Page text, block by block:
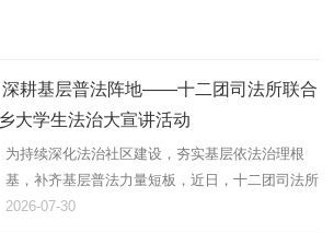
深耕基层普法阵地——十二团司法所联合
大学生法治大宣讲活动
为持续深化法治社区建设，夯实基层依法治理根
基，补齐基层普法力量短板，近日，十二团司法所
联合文明路社区，组织返乡大学生志愿者开展法治
2026-07-30